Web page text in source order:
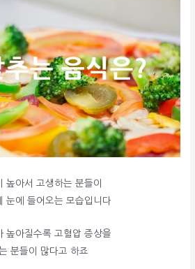
높아서 고생하는 분들이
눈에 들어오는 모습입니다
높아질수록 고혈압 증상을
분들이 많다고 하죠